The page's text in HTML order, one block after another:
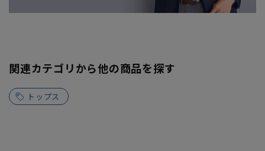
関連カテゴリから他の商品を探す
トップス